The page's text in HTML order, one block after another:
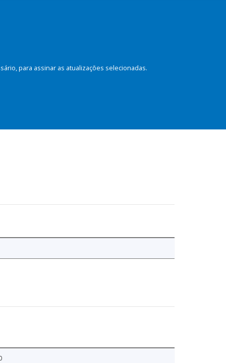
para assinar as atualizações selecionadas.